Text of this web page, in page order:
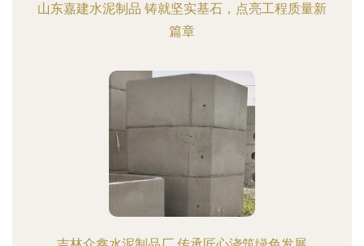
山东嘉建水泥制品 铸就坚实基石，点亮工程质量新
篇章